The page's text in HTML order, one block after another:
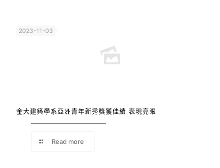
2023-11-03
金大建築學系亞洲青年新秀獎獲佳績 表現亮眼
Read more